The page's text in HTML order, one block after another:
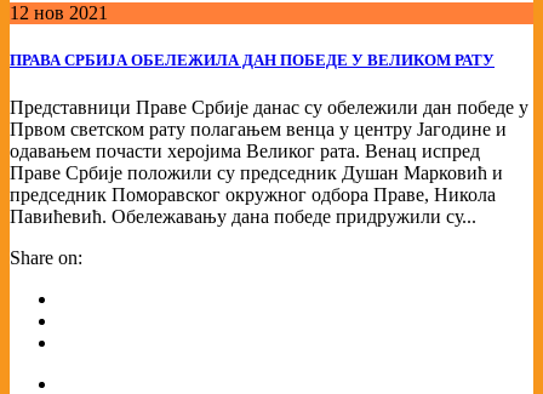
12 нов 2021
ПРАВА СРБИЈА ОБЕЛЕЖИЛА ДАН ПОБЕДЕ У ВЕЛИКОМ РАТУ
Представници Праве Србије данас су обележили дан победе у
Првом светском рату полагањем венца у центру Јагодине и
одавањем почасти херојима Великог рата. Венац испред
Праве Србије положили су председник Душан Марковић и
председник Поморавског окружног одбора Праве, Никола
Павићевић. Обележавању дана победе придружили су...
Share on: